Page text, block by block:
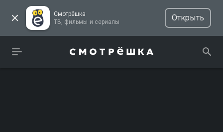
Смотрёшка
ТВ, фильмы и сериалы
Открыть